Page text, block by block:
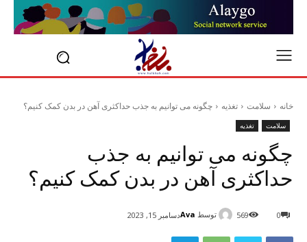
خانه سلامت تغذیه چگونه می توانیم به جذب حداکثری آهن در بدن کمک کنیم؟
سلامت تغذیه
چگونه می توانیم به جذب
حداکثری آهن در بدن کمک کنیم؟
توسط Avaدسامبر 15, 2023 0
569